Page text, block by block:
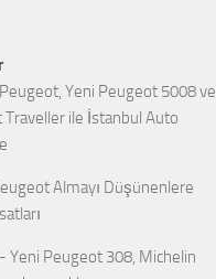
Peugeot, Yeni Peugeot 5008 ve
Traveller ile İstanbul Auto
Almayı Düşünenlere
- Yeni Peugeot 308, Michelin